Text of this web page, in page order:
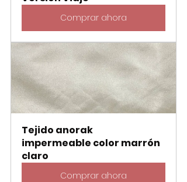
Comprar ahora
Tejido anorak
impermeable color marrón
claro
Comprar ahora